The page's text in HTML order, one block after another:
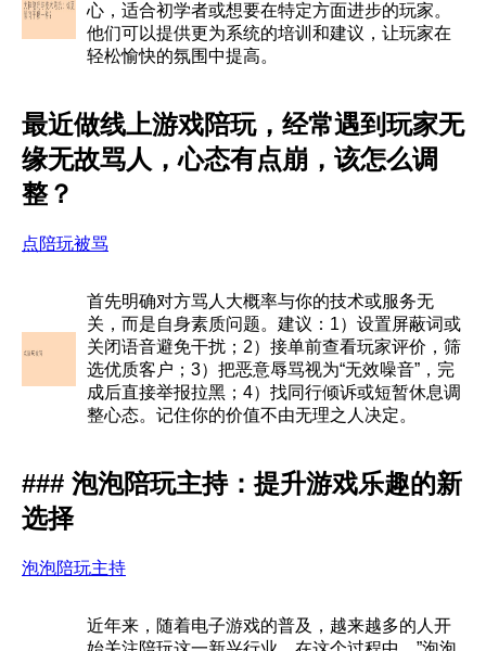
心，适合初学者或想要在特定方面进步的玩家。
他们可以提供更为系统的培训和建议，让玩家在
轻松愉快的氛围中提高。
最近做线上游戏陪玩，经常遇到玩家无
缘无故骂人，心态有点崩，该怎么调
整？
点陪玩被骂
首先明确对方骂人大概率与你的技术或服务无
关，而是自身素质问题。建议：1）设置屏蔽词或
关闭语音避免干扰；2）接单前查看玩家评价，筛
选优质客户；3）把恶意辱骂视为“无效噪音”，完
成后直接举报拉黑；4）找同行倾诉或短暂休息调
整心态。记住你的价值不由无理之人决定。
### 泡泡陪玩主持：提升游戏乐趣的新
选择
泡泡陪玩主持
近年来，随着电子游戏的普及，越来越多的人开